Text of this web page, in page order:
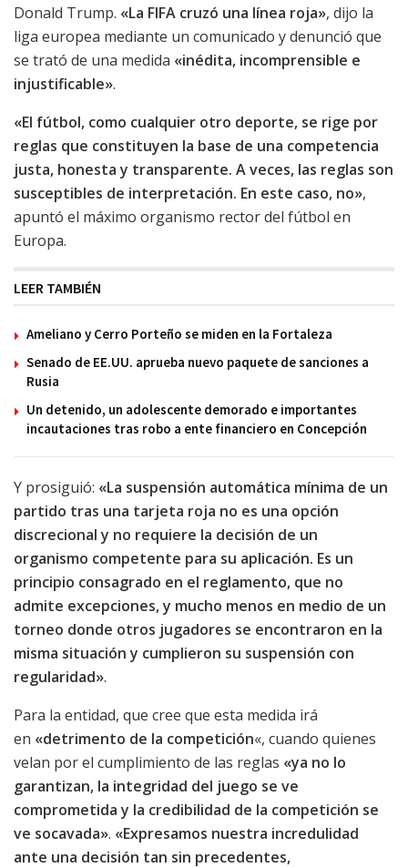
Donald Trump. «La FIFA cruzó una línea roja», dijo la
liga europea mediante un comunicado y denunció que
se trató de una medida «inédita, incomprensible e
injustificable».
«El fútbol, ​​como cualquier otro deporte, se rige por
reglas que constituyen la base de una competencia
justa, honesta y transparente. A veces, las reglas son
susceptibles de interpretación. En este caso, no»,
apuntó el máximo organismo rector del fútbol en
Europa.
LEER TAMBIÉN
Ameliano y Cerro Porteño se miden en la Fortaleza
Senado de EE.UU. aprueba nuevo paquete de sanciones a
Rusia
Un detenido, un adolescente demorado e importantes
incautaciones tras robo a ente financiero en Concepción
Y prosiguió: «La suspensión automática mínima de un
partido tras una tarjeta roja no es una opción
discrecional y no requiere la decisión de un
organismo competente para su aplicación. Es un
principio consagrado en el reglamento, que no
admite excepciones, y mucho menos en medio de un
torneo donde otros jugadores se encontraron en la
misma situación y cumplieron su suspensión con
regularidad».
Para la entidad, que cree que esta medida irá
en «detrimento de la competición«, cuando quienes
velan por el cumplimiento de las reglas «ya no lo
garantizan, la integridad del juego se ve
comprometida y la credibilidad de la competición se
ve socavada». «Expresamos nuestra incredulidad
ante una decisión tan sin precedentes,